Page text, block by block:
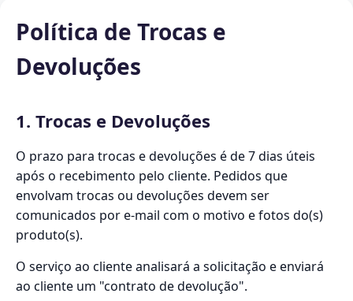
Política de Trocas e
Devoluções
1. Trocas e Devoluções
O prazo para trocas e devoluções é de 7 dias úteis
após o recebimento pelo cliente. Pedidos que
envolvam trocas ou devoluções devem ser
comunicados por e-mail com o motivo e fotos do(s)
produto(s).
O serviço ao cliente analisará a solicitação e enviará
ao cliente um "contrato de devolução".